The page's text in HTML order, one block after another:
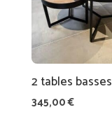
2 tables basses
345,00€